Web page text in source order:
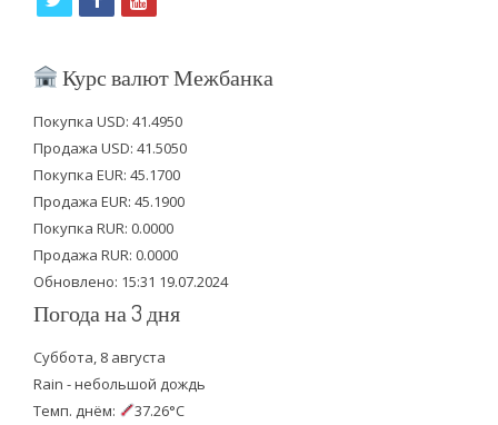
i
t
e
r
b
o
o
k
u
b
e
Курс валют Межбанка
Покупка USD: 41.4950
Продажа USD: 41.5050
Покупка EUR: 45.1700
Продажа EUR: 45.1900
Покупка RUR: 0.0000
Продажа RUR: 0.0000
Обновлено: 15:31 19.07.2024
Погода на 3 дня
Суббота, 8 августа
Rain - небольшой дождь
Темп. днём:
37.26°C